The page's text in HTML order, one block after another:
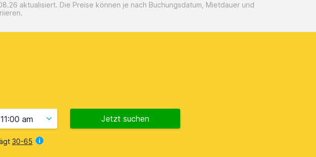
aktualisiert. Die Preise können je nach Buchungsdatum, Mietdauer und
11:00 am Jetzt suchen
30-65